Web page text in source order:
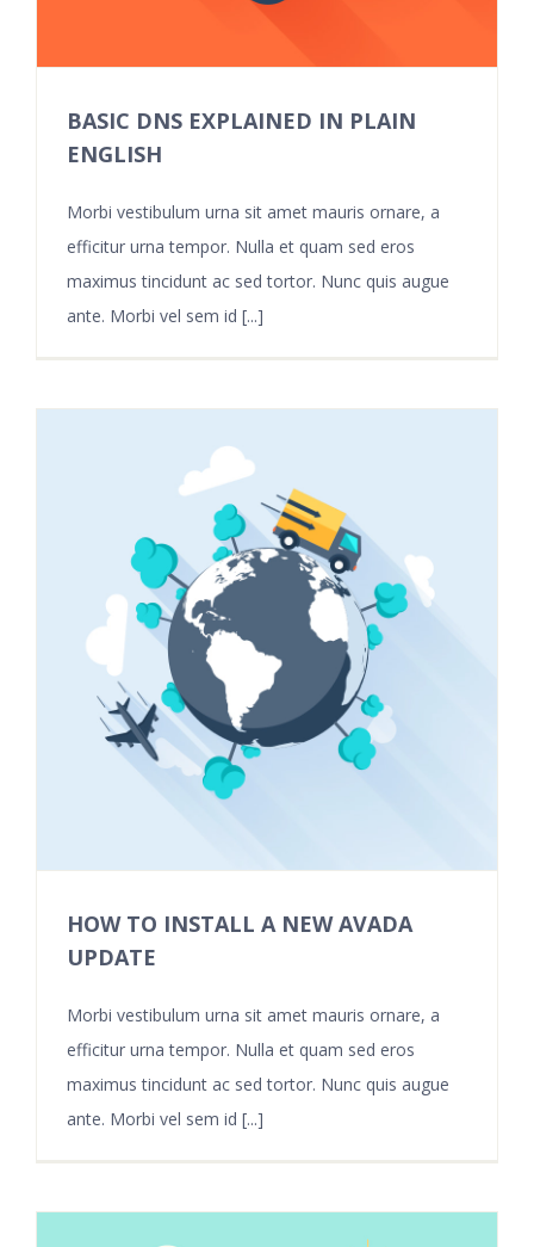
BASIC DNS EXPLAINED IN PLAIN
ENGLISH
Morbi vestibulum urna sit amet mauris ornare, a
efficitur urna tempor. Nulla et quam sed eros
maximus tincidunt ac sed tortor. Nunc quis augue
ante. Morbi vel sem id [...]
HOW TO INSTALL A NEW AVADA
UPDATE
Morbi vestibulum urna sit amet mauris ornare, a
efficitur urna tempor. Nulla et quam sed eros
maximus tincidunt ac sed tortor. Nunc quis augue
ante. Morbi vel sem id [...]